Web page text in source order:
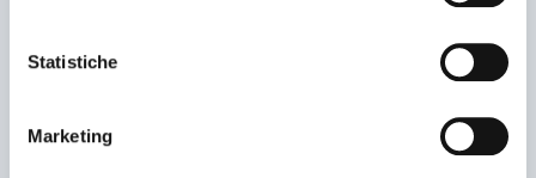
Statistiche
Marketing